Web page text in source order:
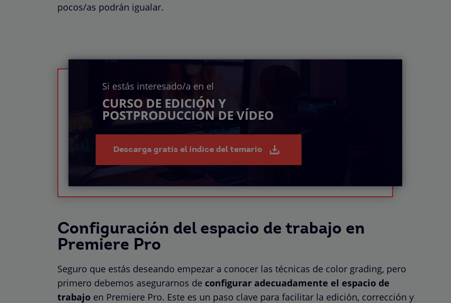
pocos/as podrán igualar.
Si estás interesado/a en el
CURSO DE EDICIÓN Y
POSTPRODUCCIÓN DE VÍDEO
Descarga gratis el índice del temario
Configuración del espacio de trabajo en
Premiere Pro
Seguro que estás deseando empezar a conocer las técnicas de color grading, pero
primero debemos asegurarnos de configurar adecuadamente el espacio de
trabajo en Premiere Pro. Este es un paso clave para facilitar la edición, corrección y